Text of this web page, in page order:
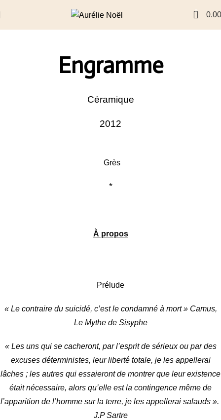
0 0.00
Engramme
Céramique
2012
Grès
*
À propos
Prélude
« Le contraire du suicidé, c’est le condamné à mort » Camus,
Le Mythe de Sisyphe
« Les uns qui se cacheront, par l’esprit de sérieux ou par des
excuses déterministes, leur liberté totale, je les appellerai
lâches ; les autres qui essaieront de montrer que leur existence
était nécessaire, alors qu’elle est la contingence même de
l’apparition de l’homme sur la terre, je les appellerai salauds ».
J.P Sartre